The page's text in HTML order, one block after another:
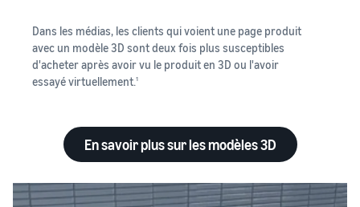
Dans les médias, les clients qui voient une page produit
avec un modèle 3D sont deux fois plus susceptibles
d'acheter après avoir vu le produit en 3D ou l'avoir
essayé virtuellement.1
En savoir plus sur les modèles 3D